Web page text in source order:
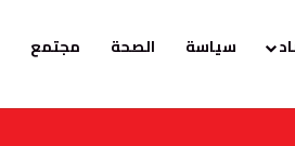
سياسة الصحة مجتمع
الخرسانية لمستشفى الهفوف بسعة 300 سرير